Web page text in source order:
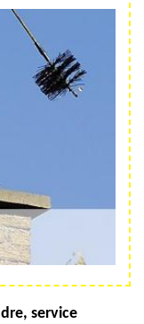
service